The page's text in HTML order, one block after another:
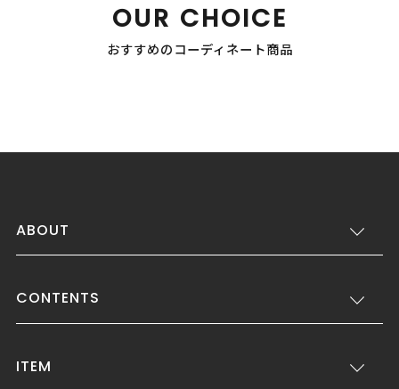
OUR CHOICE
おすすめのコーディネート商品
ABOUT
CONTENTS
ITEM